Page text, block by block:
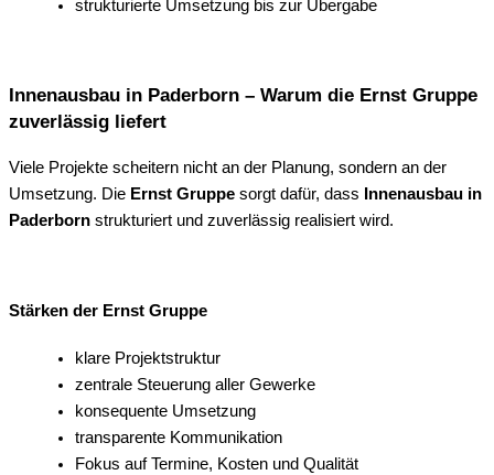
strukturierte Umsetzung bis zur Übergabe
Innenausbau in Paderborn – Warum die Ernst Gruppe
zuverlässig liefert
Viele Projekte scheitern nicht an der Planung, sondern an der
Umsetzung. Die Ernst Gruppe sorgt dafür, dass
Innenausbau in
Paderborn strukturiert und zuverlässig realisiert wird.
Stärken der Ernst Gruppe
klare Projektstruktur
zentrale Steuerung aller Gewerke
konsequente Umsetzung
transparente Kommunikation
Fokus auf Termine, Kosten und Qualität